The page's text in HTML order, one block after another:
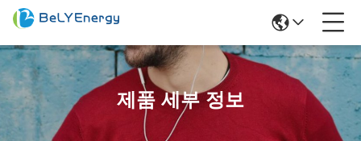
제품 세부 정보